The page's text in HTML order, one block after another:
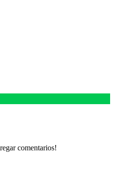
comentarios!